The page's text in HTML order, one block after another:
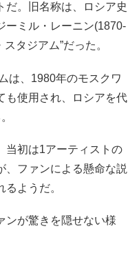
だ。旧名称は、ロシア史
ーミル・レーニン(1870-
タジアム”だった。
は、1980年のモスクワ
も使用され、ロシアを代
当初は1アーティストの
、ファンによる懸命な説
ようだ。
ンが驚きを隠せない様